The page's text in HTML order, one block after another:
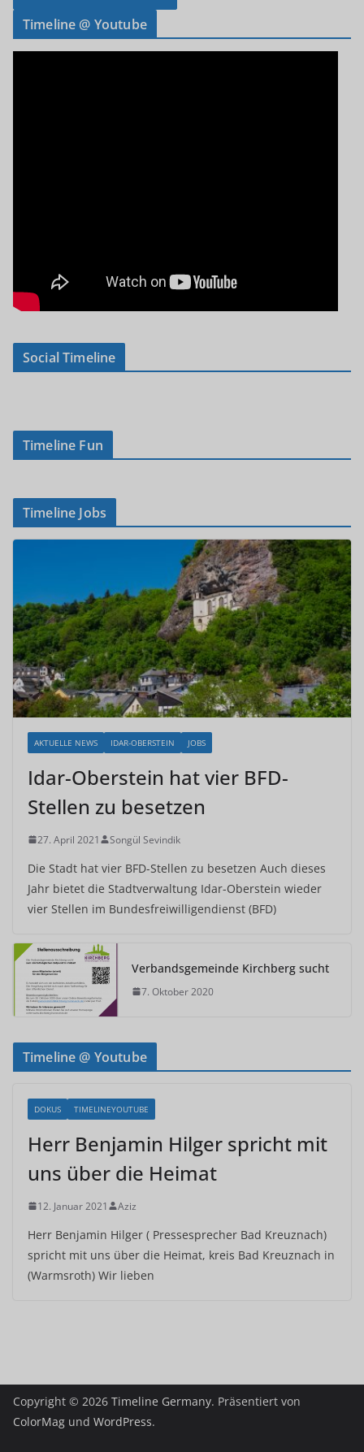
Timeline @ Youtube
Social Timeline
Timeline Fun
Timeline Jobs
AKTUELLE NEWS IDAR-OBERSTEIN JOBS
Idar-Oberstein hat vier BFD-
Stellen zu besetzen
27. April 2021 Songül Sevindik
Die Stadt hat vier BFD-Stellen zu besetzen Auch dieses
Jahr bietet die Stadtverwaltung Idar-Oberstein wieder
vier Stellen im Bundesfreiwilligendienst (BFD)
Verbandsgemeinde Kirchberg sucht
7. Oktober 2020
Timeline @ Youtube
DOKUS TIMELINEYOUTUBE
Herr Benjamin Hilger spricht mit
uns über die Heimat
12. Januar 2021 Aziz
Herr Benjamin Hilger ( Pressesprecher Bad Kreuznach)
spricht mit uns über die Heimat, kreis Bad Kreuznach in
(Warmsroth) Wir lieben
Copyright © 2026 Timeline Germany. Präsentiert von
ColorMag und WordPress.